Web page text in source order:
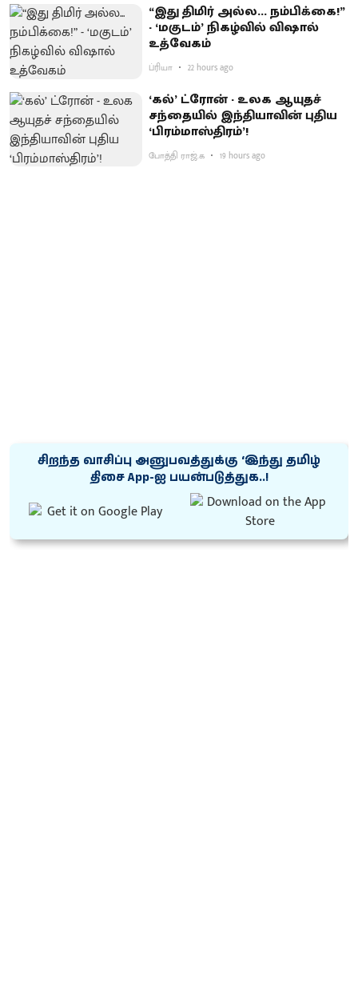
“இது திமிர் அல்ல... நம்பிக்கை!”
- ‘மகுடம்’ நிகழ்வில் விஷால்
உத்வேகம்
ப்ரியா 22 hours ago
‘கல்’ ட்ரோன் - உலக ஆயுதச்
சந்தையில் இந்தியாவின் புதிய
‘பிரம்மாஸ்திரம்’!
போத்தி ராஜ்.க 19 hours ago
சிறந்த வாசிப்பு அனுபவத்துக்கு ‘இந்து தமிழ்
திசை App-ஐ பயன்படுத்துக..!